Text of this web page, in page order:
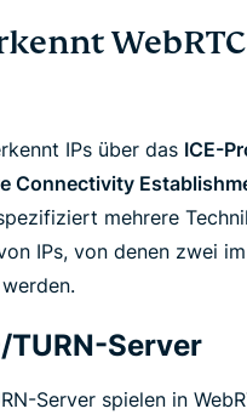
IPs über das ICE-
Connectivity
mehrere
IPs, von denen zwei
TURN-Server
Server spielen in